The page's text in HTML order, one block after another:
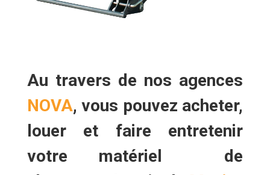
Au travers de nos agences
NOVA, vous pouvez acheter,
loueret faire entretenir
votre matériel de